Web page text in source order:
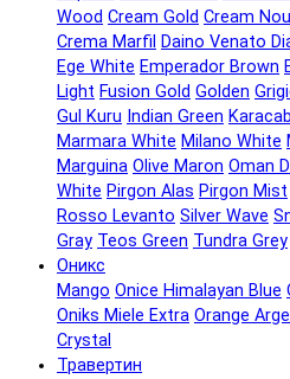
Wood Cream Gold Cream
Crema Marfil Daino Venato
Ege White Emperador Brown
Light Fusion Gold Golden
Gul Kuru Indian Green
Marmara White Milano White
Marguina Olive Maron Oman
White Pirgon Alas Pirgon Mist
Rosso Levanto Silver Wave
Gray Teos Green Tundra Grey
Оникс
Mangо Onice Himalayan Blue
Oniks Miele Extra Orange
Crystal
Травертин